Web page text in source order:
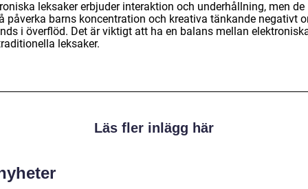
leksaker erbjuder interaktion och underhållning, men de
påverka barns koncentration och kreativa tänkande negativt
i överflöd. Det är viktigt att ha en balans mellan
leksaker.
Läs fler inlägg här